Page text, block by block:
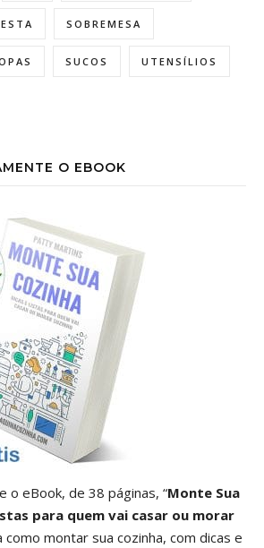
SOBREMESA
SUCOS UTENSÍLIOS
O EBOOK
o eBook, de 38 páginas, “Monte Sua
para quem vai casar ou morar
como montar sua cozinha, com dicas e